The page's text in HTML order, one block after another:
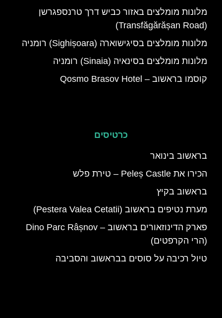
מלונות מומלצים באזור כביש דרך טרנספגרשן
(Transfăgărășan Road)
מלונות מומלצים בסיגישוארה (Sighișoara) רומניה
מלונות מומלצים בסינאיה (Sinaia) רומניה
קוסמו בראשוב – Qosmo Brasov Hotel
כרטיסים
בראשוב בינואר
הכירו את Peleș Castle – טירת פלש
בראשוב בקיץ
מערת נטיפים בראשוב (Pestera Valea Cetatii)
פארק הדינוזאורים בראשוב – Dino Parc Râșnov
(הרי הקרפטים)
טיול רכיבה על סוסים בבראשוב והסביבה